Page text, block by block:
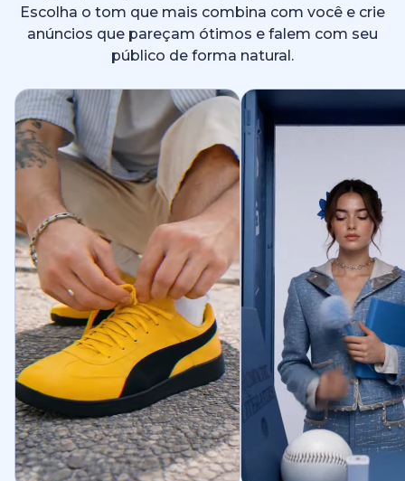
Escolha o tom que mais combina com você e crie
anúncios que pareçam ótimos e falem com seu
público de forma natural.